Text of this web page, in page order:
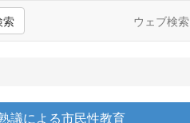
索 ウェブ検索
議による市民性教育